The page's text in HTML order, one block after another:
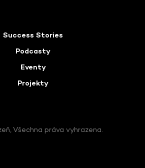
Success Stories
Podcasty
Eventy
Projekty
Všechna práva vyhrazena.